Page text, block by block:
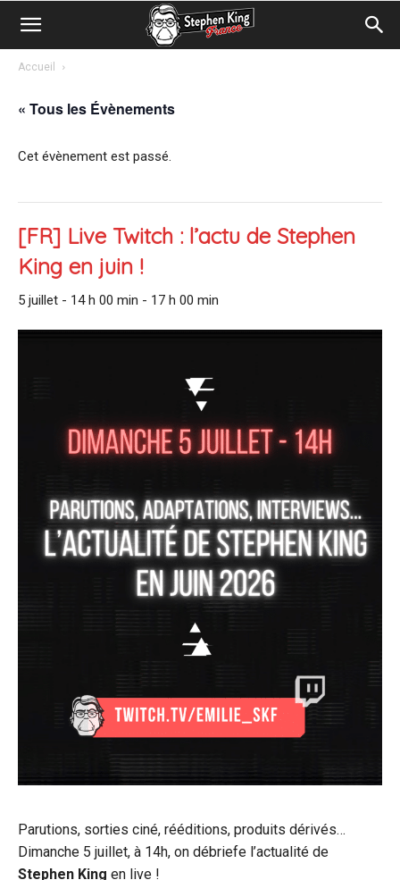
Accueil
« Tous les Évènements
Cet évènement est passé.
[FR] Live Twitch : l’actu de Stephen
King en juin !
5 juillet - 14 h 00 min - 17 h 00 min
Parutions, sorties ciné, rééditions, produits dérivés…
Dimanche 5 juillet, à 14h, on débriefe l’actualité de
Stephen King en live !